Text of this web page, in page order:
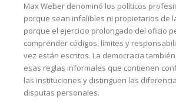
Max Weber denominó los políticos
porque sean infalibles ni propietarios de
porque el ejercicio prolongado del oficio
comprender códigos, límites y
vez están escritos. La democracia
esas reglas informales que contienen
las instituciones y distinguen las
disputas personales.